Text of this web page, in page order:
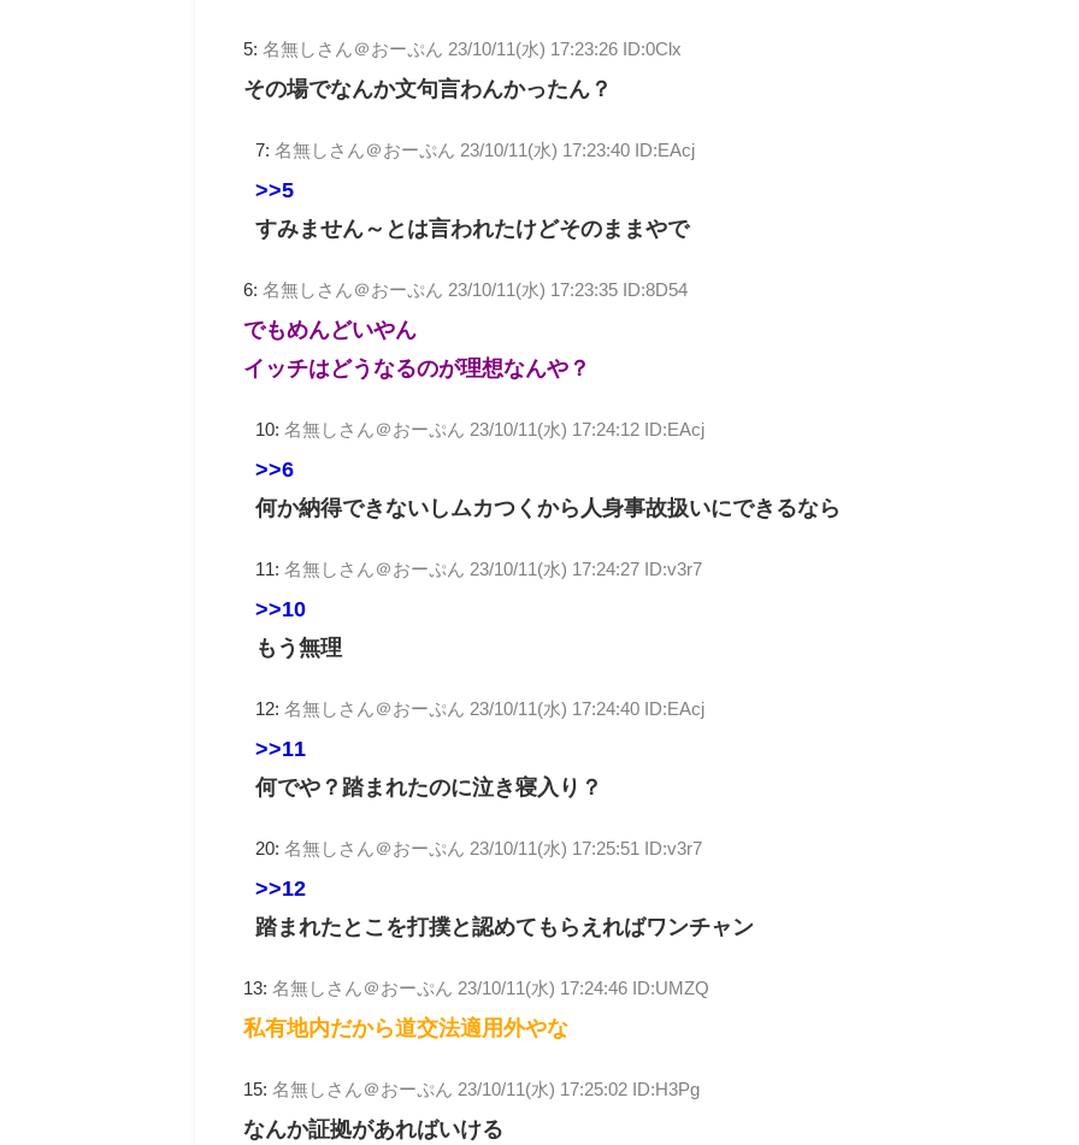
5: 名無しさん＠おーぷん 23/10/11(水) 17:23:26 ID:0Clx
その場でなんか文句言わんかったん？
7: 名無しさん＠おーぷん 23/10/11(水) 17:23:40 ID:EAcj
>>5
すみません～とは言われたけどそのままやで
6: 名無しさん＠おーぷん 23/10/11(水) 17:23:35 ID:8D54
でもめんどいやん
イッチはどうなるのが理想なんや？
10: 名無しさん＠おーぷん 23/10/11(水) 17:24:12 ID:EAcj
>>6
何か納得できないしムカつくから人身事故扱いにできるなら
11: 名無しさん＠おーぷん 23/10/11(水) 17:24:27 ID:v3r7
>>10
もう無理
12: 名無しさん＠おーぷん 23/10/11(水) 17:24:40 ID:EAcj
>>11
何でや？踏まれたのに泣き寝入り？
20: 名無しさん＠おーぷん 23/10/11(水) 17:25:51 ID:v3r7
>>12
踏まれたとこを打撲と認めてもらえればワンチャン
13: 名無しさん＠おーぷん 23/10/11(水) 17:24:46 ID:UMZQ
私有地内だから道交法適用外やな
15: 名無しさん＠おーぷん 23/10/11(水) 17:25:02 ID:H3Pg
なんか証拠があればいける